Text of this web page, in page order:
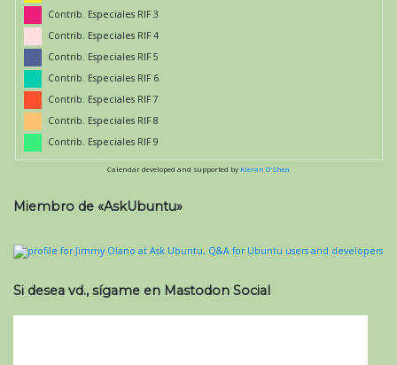
Contrib. Especiales RIF 3
Contrib. Especiales RIF 4
Contrib. Especiales RIF 5
Contrib. Especiales RIF 6
Contrib. Especiales RIF 7
Contrib. Especiales RIF 8
Contrib. Especiales RIF 9
Calendar developed and supported by Kieran O'Shea
Miembro de «AskUbuntu»
Si desea vd., sígame en Mastodon Social